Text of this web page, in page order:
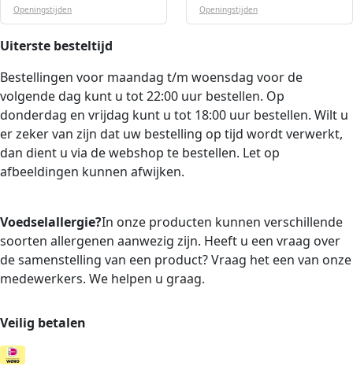
Openingstijden Openingstijden
Uiterste besteltijd
Bestellingen voor maandag t/m woensdag voor de
volgende dag kunt u tot 22:00 uur bestellen. Op
donderdag en vrijdag kunt u tot 18:00 uur bestellen. Wilt u
er zeker van zijn dat uw bestelling op tijd wordt verwerkt,
dan dient u via de webshop te bestellen. Let op
afbeeldingen kunnen afwijken.
Voedselallergie?In onze producten kunnen verschillende
soorten allergenen aanwezig zijn. Heeft u een vraag over
de samenstelling van een product? Vraag het een van onze
medewerkers. We helpen u graag.
Veilig betalen